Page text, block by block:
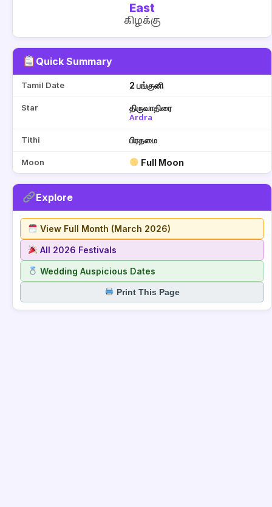
East
கிழக்கு
Quick Summary
Tamil Date 2 பங்குனி
Star திருவாதிரை
Ardra
Tithi பிரதமை
Moon Full Moon
Explore
View Full Month (March 2026)
All 2026 Festivals
Wedding Auspicious Dates
Print This Page